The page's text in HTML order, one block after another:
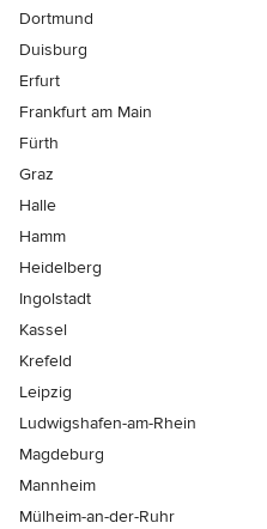
Dortmund
Duisburg
Erfurt
Frankfurt am Main
Fürth
Graz
Halle
Hamm
Heidelberg
Ingolstadt
Kassel
Krefeld
Leipzig
Ludwigshafen-am-Rhein
Magdeburg
Mannheim
Mülheim-an-der-Ruhr